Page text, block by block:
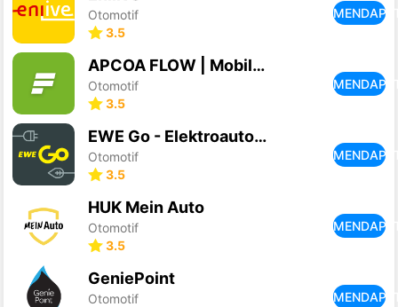
Otomotif
3.5
APCOA FLOW | Mobile Parking
Otomotif
3.5
EWE Go - Elektroauto laden
Otomotif
3.5
HUK Mein Auto
Otomotif
3.5
GeniePoint
Otomotif